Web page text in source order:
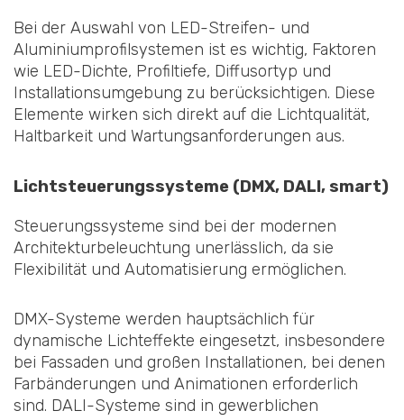
Bei der Auswahl von LED-Streifen- und
Aluminiumprofilsystemen ist es wichtig, Faktoren
wie LED-Dichte, Profiltiefe, Diffusortyp und
Installationsumgebung zu berücksichtigen. Diese
Elemente wirken sich direkt auf die Lichtqualität,
Haltbarkeit und Wartungsanforderungen aus.
Lichtsteuerungssysteme (DMX, DALI, smart)
Steuerungssysteme sind bei der modernen
Architekturbeleuchtung unerlässlich, da sie
Flexibilität und Automatisierung ermöglichen.
DMX-Systeme werden hauptsächlich für
dynamische Lichteffekte eingesetzt, insbesondere
bei Fassaden und großen Installationen, bei denen
Farbänderungen und Animationen erforderlich
sind. DALI-Systeme sind in gewerblichen